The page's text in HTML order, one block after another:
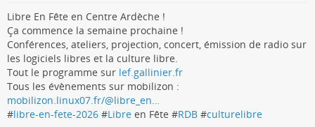
Libre En Fête en Centre Ardèche !
Ça commence la semaine prochaine !
Conférences, ateliers, projection, concert, émission de radio sur
les logiciels libres et la culture libre.
Tout le programme sur lef.gallinier.fr
Tous les évènements sur mobilizon :
mobilizon.linux07.fr/@libre_en…
#libre-en-fete-2026 #Libre en Fête #RDB #culturelibre